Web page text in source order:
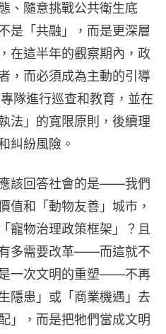
、隨意挑戰公共衛生底
是「共融」，而是更深層
在這半年的觀察期內，政
，而必須成為主動的引導
隊進行巡查和教育，並在
法」的寬限原則，後續理
糾紛風險。
該回答社會的是——我們
值和「動物友善」城市，
寵物治理政策框架」？且
多需要改革——而這就不
一次文明的重塑——不再
隱患」或「商業機遇」去
」，而是把牠們當成文明